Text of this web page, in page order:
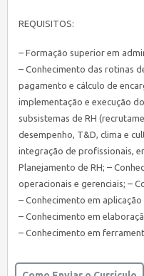
REQUISITOS:
– Formação superior em
– Conhecimento das rotinas
pagamento e cálculo de
implementação e execução
subsistemas de RH
desempenho, T&D, clima e
integração de profissionais,
Planejamento de RH; –
operacionais e gerenciais; –
– Conhecimento em
– Conhecimento em
– Conhecimento em